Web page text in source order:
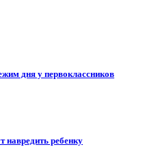
дня у первоклассников
навредить ребенку